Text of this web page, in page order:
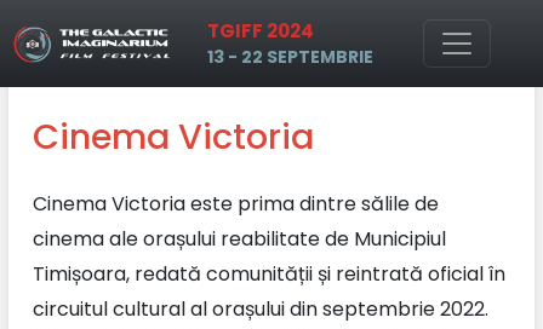
Skip to main content TGIFF 2024
13 - 22 SEPTEMBRIE
Cinema Victoria
Cinema Victoria este prima dintre sălile de
cinema ale orașului reabilitate de Municipiul
Timișoara, redată comunității și reintrată oficial în
circuitul cultural al orașului din septembrie 2022.